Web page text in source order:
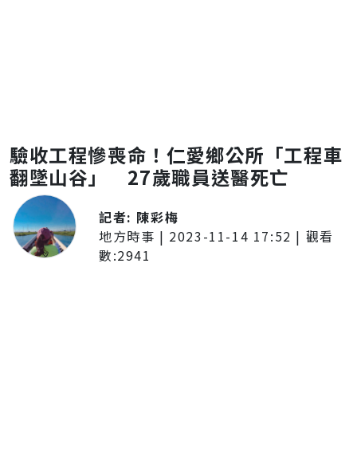
驗收工程慘喪命！仁愛鄉公所「工程車
翻墜山谷」 27歲職員送醫死亡
記者: 陳彩梅
地方時事 | 2023-11-14 17:52 | 觀看
數:2941